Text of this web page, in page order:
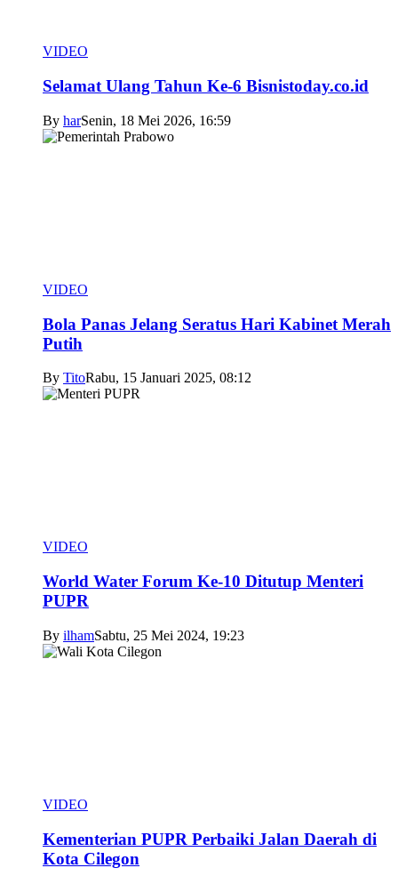
VIDEO
Selamat Ulang Tahun Ke-6 Bisnistoday.co.id
By harSenin, 18 Mei 2026, 16:59
VIDEO
Bola Panas Jelang Seratus Hari Kabinet Merah
Putih
By TitoRabu, 15 Januari 2025, 08:12
VIDEO
World Water Forum Ke-10 Ditutup Menteri
PUPR
By ilhamSabtu, 25 Mei 2024, 19:23
VIDEO
Kementerian PUPR Perbaiki Jalan Daerah di
Kota Cilegon